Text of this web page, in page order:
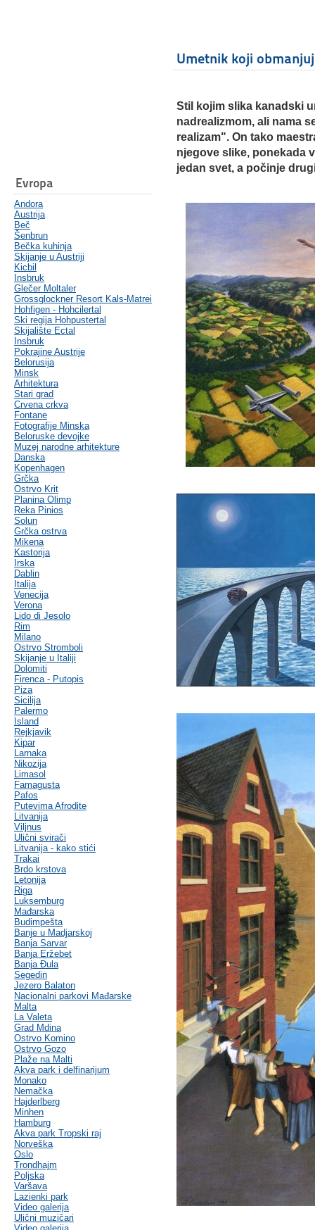
Evropa
Andora
Austrija
Beč
Šenbrun
Bečka kuhinja
Skijanje u Austriji
Kicbil
Insbruk
Glečer Moltaler
Grossglockner Resort Kals-Matrei
Hohfigen - Hohcilertal
Ski regija Hohpustertal
Skijalište Ectal
Insbruk
Pokrajine Austrije
Belorusija
Minsk
Arhitektura
Stari grad
Crvena crkva
Fontane
Fotografije Minska
Beloruske devojke
Muzej narodne arhitekture
Danska
Kopenhagen
Grčka
Ostrvo Krit
Planina Olimp
Reka Pinios
Solun
Grčka ostrva
Mikena
Kastorija
Irska
Dablin
Italija
Venecija
Verona
Lido di Jesolo
Rim
Milano
Ostrvo Stromboli
Skijanje u Italiji
Dolomiti
Firenca - Putopis
Piza
Sicilija
Palermo
Island
Rejkjavik
Kipar
Larnaka
Nikozija
Limasol
Famagusta
Pafos
Putevima Afrodite
Litvanija
Viljnus
Ulični svirači
Litvanija - kako stići
Trakai
Brdo krstova
Letonija
Riga
Luksemburg
Mađarska
Budimpešta
Banje u Madjarskoj
Banja Sarvar
Banja Eržebet
Banja Ðula
Segedin
Jezero Balaton
Nacionalni parkovi Mađarske
Malta
La Valeta
Grad Mdina
Ostrvo Komino
Ostrvo Gozo
Plaže na Malti
Akva park i delfinarijum
Monako
Nemačka
Hajderlberg
Minhen
Hamburg
Akva park Tropski raj
Norveška
Oslo
Trondhajm
Poljska
Varšava
Lazienki park
Video galerija
Ulični muzičari
Umetnik koji
Stil kojim slika kanadski
nadrealizmom, ali nama
realizam". On tako
njegove slike, ponekada
jedan svet, a počinje